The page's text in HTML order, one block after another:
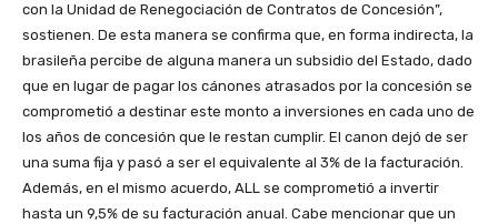
con la Unidad de Renegociación de Contratos de Concesión”,
sostienen. De esta manera se confirma que, en forma indirecta, la
brasileña percibe de alguna manera un subsidio del Estado, dado
que en lugar de pagar los cánones atrasados por la concesión se
comprometió a destinar este monto a inversiones en cada uno de
los años de concesión que le restan cumplir. El canon dejó de ser
una suma fija y pasó a ser el equivalente al 3% de la facturación.
Además, en el mismo acuerdo, ALL se comprometió a invertir
hasta un 9,5% de su facturación anual. Cabe mencionar que un